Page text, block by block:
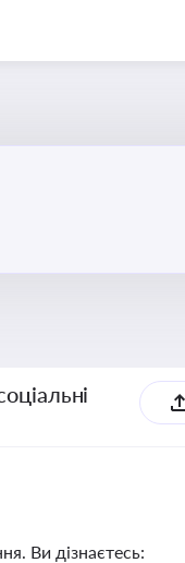
Ви дізнаєтесь: